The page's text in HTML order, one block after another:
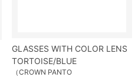
GLASSES WITH COLOR LENS
TORTOISE/BLUE
（CROWN PANTO